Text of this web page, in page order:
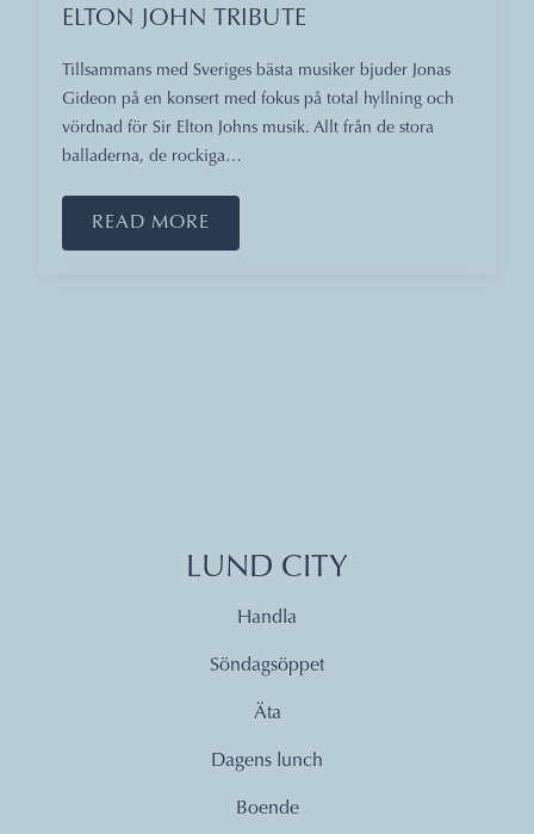
ELTON JOHN TRIBUTE
Tillsammans med Sveriges bästa musiker bjuder Jonas
Gideon på en konsert med fokus på total hyllning och
vördnad för Sir Elton Johns musik. Allt från de stora
balladerna, de rockiga…
READ MORE
LUND CITY
Handla
Söndagsöppet
Äta
Dagens lunch
Boende